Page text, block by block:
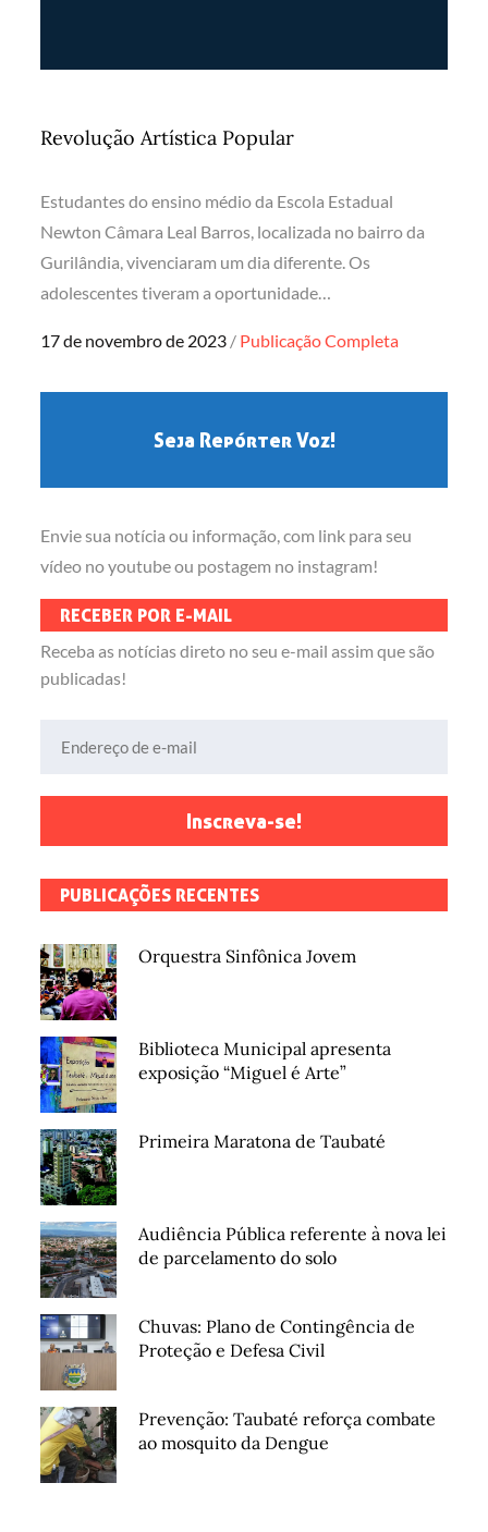
Revolução Artística Popular
Estudantes do ensino médio da Escola Estadual
Newton Câmara Leal Barros, localizada no bairro da
Gurilândia, vivenciaram um dia diferente. Os
adolescentes tiveram a oportunidade…
Posted
17 de novembro de 2023 Publicação Completa
Seja Repórter Voz!
Envie sua notícia ou informação, com link para seu
vídeo no youtube ou postagem no instagram!
RECEBER POR E-MAIL
Receba as notícias direto no seu e-mail assim que são
publicadas!
Inscreva-se!
PUBLICAÇÕES RECENTES
Orquestra Sinfônica Jovem
Biblioteca Municipal apresenta
exposição “Miguel é Arte”
Primeira Maratona de Taubaté
Audiência Pública referente à nova lei
de parcelamento do solo
Chuvas: Plano de Contingência de
Proteção e Defesa Civil
Prevenção: Taubaté reforça combate
ao mosquito da Dengue